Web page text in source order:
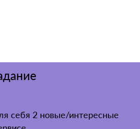
себя 2 новые/интересные